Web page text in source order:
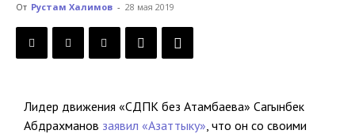
Кыргызстана
От Рустам Халимов - 28 мая 2019
Лидер движения «СДПК без Атамбаева» Сагынбек
Абдрахманов заявил «Азаттыку», что он со своими